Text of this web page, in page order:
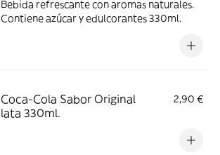
Bebida refrescante con aromas naturales.
Contiene azúcar y edulcorantes 330ml.
Coca-Cola Sabor Original
lata 330ml.
2,90 €